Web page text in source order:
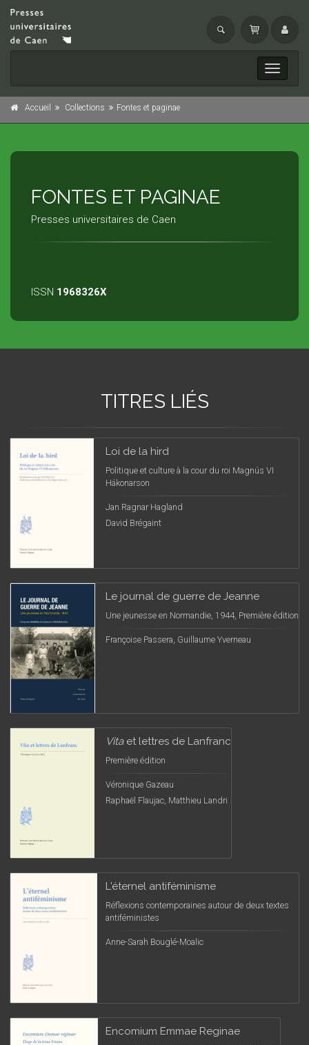
Toggle
Accueil Collections Fontes et paginae
FONTES ET PAGINAE
Presses universitaires de Caen
ISSN 1968326X
TITRES LIÉS
Loi de la hird
Politique et culture à la cour du roi Magnús VI
Hákonarson
Jan Ragnar Hagland
David Brégaint
Le journal de guerre de Jeanne
Une jeunesse en Normandie, 1944, Première édition
Françoise Passera, Guillaume Yverneau
Vitaet lettres de Lanfranc
Première édition
Véronique Gazeau
Raphaël Flaujac, Matthieu Landri
L'éternel antiféminisme
Réflexions contemporaines autour de deux textes
antiféministes
Anne-Sarah Bouglé-Moalic
Encomium Emmae Reginae